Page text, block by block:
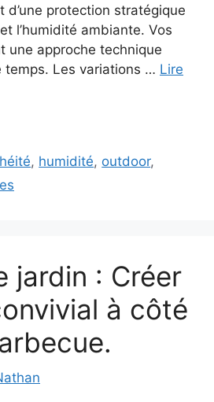
d’une protection stratégique
l’humidité ambiante. Vos
une approche technique
temps. Les variations … Lire
, humidité, outdoor,
jardin : Créer
à côté